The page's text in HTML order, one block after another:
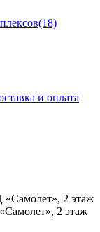
(18)
и оплата
«Самолет», 2 этаж
2 этаж